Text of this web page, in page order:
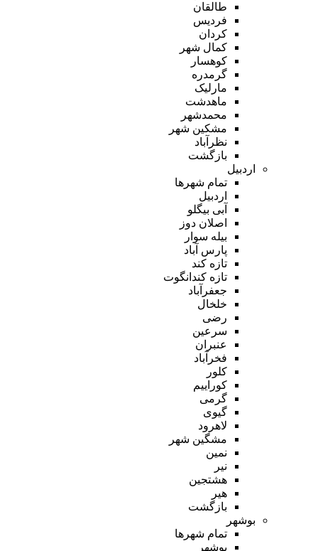
طالقان
فردیس
کردان
کمال شهر
کوهسار
گرمدره
مارلیک
ماهدشت
محمدشهر
مشکین شهر
نظرآباد
بازگشت
اردبیل
تمام شهر‌ها
اردبیل
آبی بیگلو
اصلان دوز
بیله سوار
پارس آباد
تازه کند
تازه کندانگوت
جعفرآباد
خلخال
رضی
سرعین
عنبران
فخرآباد
کلور
کوراییم
گرمی
گیوی
لاهرود
مشگین شهر
نمین
نیر
هشتجین
هیر
بازگشت
بوشهر
تمام شهر‌ها
بوشهر